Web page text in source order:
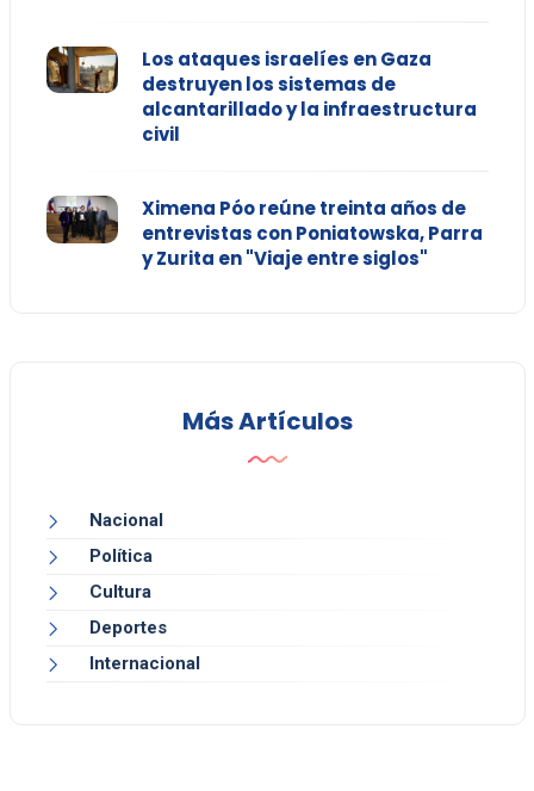
Los ataques israelíes en Gaza
destruyen los sistemas de
alcantarillado y la infraestructura
civil
Ximena Póo reúne treinta años de
entrevistas con Poniatowska, Parra
y Zurita en "Viaje entre siglos"
Más Artículos
Nacional
Política
Cultura
Deportes
Internacional